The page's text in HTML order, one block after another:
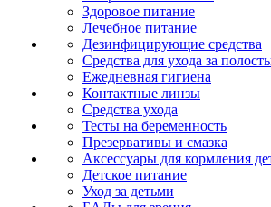
Здоровое питание
Лечебное питание
Дезинфицирующие средства
Средства для ухода за
Ежедневная гигиена
Контактные линзы
Средства ухода
Тесты на беременность
Презервативы и смазка
Аксессуары для кормления
Детское питание
Уход за детьми